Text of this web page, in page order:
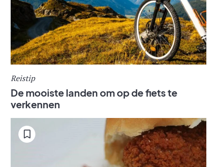
Reistip
De mooiste landen om op de fiets te
verkennen